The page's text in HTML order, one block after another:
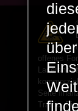
offenes
Seite
Traffic.